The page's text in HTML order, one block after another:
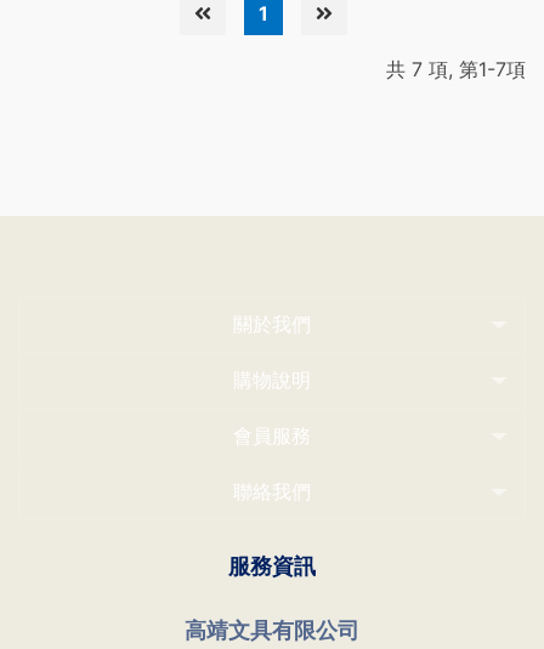
1
共 7 項, 第1-7項
關於我們
購物說明
會員服務
聯絡我們
服務資訊
高靖文具有限公司